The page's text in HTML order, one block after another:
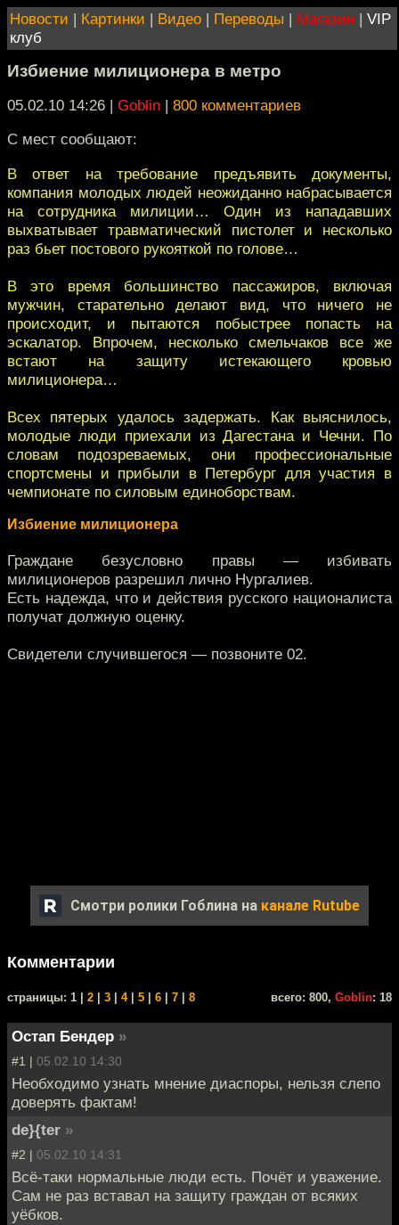
Новости | Картинки | Видео | Переводы | Магазин | VIP
клуб
Избиение милиционера в метро
05.02.10 14:26 | Goblin | 800 комментариев
С мест сообщают:
В ответ на требование предъявить документы,
компания молодых людей неожиданно набрасывается
на сотрудника милиции… Один из нападавших
выхватывает травматический пистолет и несколько
раз бьет постового рукояткой по голове…
В это время большинство пассажиров, включая
мужчин, старательно делают вид, что ничего не
происходит, и пытаются побыстрее попасть на
эскалатор. Впрочем, несколько смельчаков все же
встают на защиту истекающего кровью
милиционера…
Всех пятерых удалось задержать. Как выяснилось,
молодые люди приехали из Дагестана и Чечни. По
словам подозреваемых, они профессиональные
спортсмены и прибыли в Петербург для участия в
чемпионате по силовым единоборствам.
Избиение милиционера
Граждане безусловно правы — избивать
милиционеров разрешил лично Нургалиев.
Есть надежда, что и действия русского националиста
получат должную оценку.
Свидетели случившегося — позвоните 02.
Смотри ролики Гоблина на канале Rutube
Комментарии
cтраницы: 1 | 2 3 4| 5 6 7 8 всего: 800, Goblin: 18
Остап Бендер »
#1 | 05.02.10 14:30
Необходимо узнать мнение диаспоры, нельзя слепо
доверять фактам!
de}{ter »
#2 | 05.02.10 14:31
Всё-таки нормальные люди есть. Почёт и уважение.
Сам не раз вставал на защиту граждан от всяких
уёбков.